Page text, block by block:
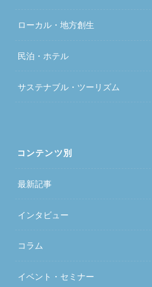
ローカル・地方創生
民泊・ホテル
サステナブル・ツーリズム
コンテンツ別
最新記事
インタビュー
コラム
イベント・セミナー